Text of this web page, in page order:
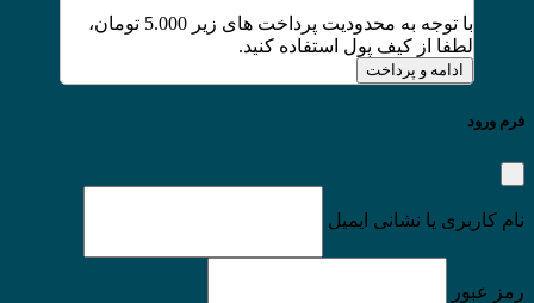
با توجه به محدودیت پرداخت های زیر 5.000 تومان،
لطفا از کیف پول استفاده کنید.
ادامه و پرداخت
فرم ورود
نام کاربری یا نشانی ایمیل
رمز عبور